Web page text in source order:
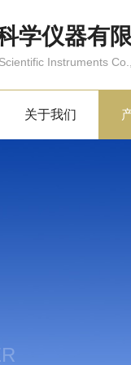
学仪器有
Instruments
关于我们